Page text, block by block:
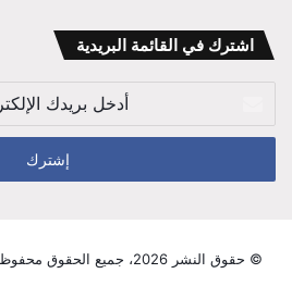
اشترك في القائمة البريدية
الإلكتروني
© حقوق النشر 2026، جميع الحقوق محفوظة لصوت الشورى |